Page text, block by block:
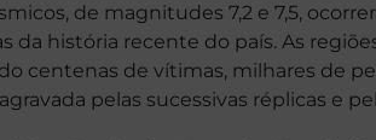
de magnitudes 7,2 e 7,5,
da história recente do país. As
centenas de vítimas, milhares de
pelas sucessivas réplicas e